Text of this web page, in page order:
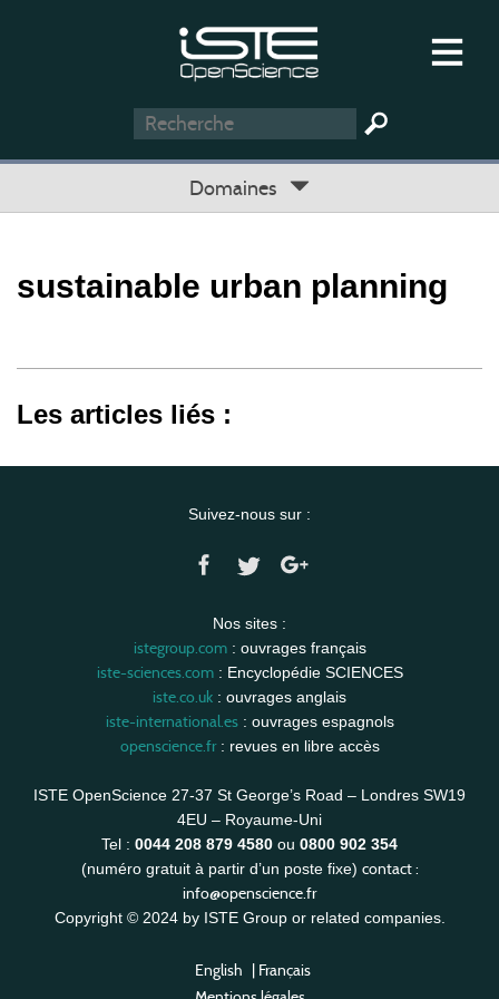
Domaines
sustainable urban planning
Les articles liés :
Suivez-nous sur :
Nos sites :
istegroup.com: ouvrages français
iste-sciences.com: Encyclopédie SCIENCES
iste.co.uk : ouvrages anglais
iste-international.es: ouvrages espagnols
openscience.fr: revues en libre accès
ISTE OpenScience 27-37 St George’s Road – Londres SW19
4EU – Royaume-Uni
Tel : 0044 208 879 4580 ou 0800 902 354
(numéro gratuit à partir d’un poste fixe) contact :
info@openscience.fr
Copyright © 2024 by ISTE Group or related companies.
English | Français